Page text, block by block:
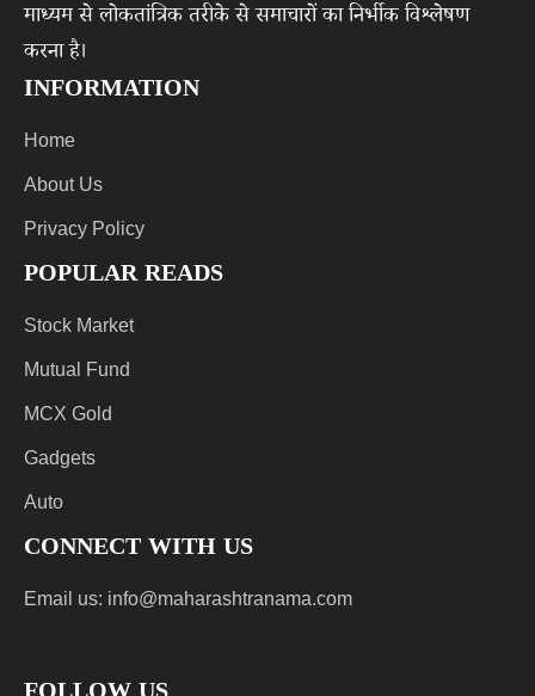
माध्यम से लोकतांत्रिक तरीके से समाचारों का निर्भीक विश्लेषण
करना है।
INFORMATION
Home
About Us
Privacy Policy
POPULAR READS
Stock Market
Mutual Fund
MCX Gold
Gadgets
Auto
CONNECT WITH US
Email us: info@maharashtranama.com